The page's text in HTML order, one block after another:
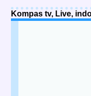
Kompas tv, Live,